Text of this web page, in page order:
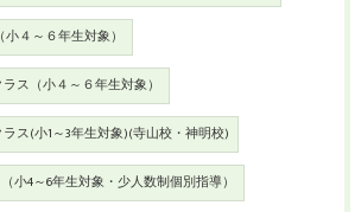
４～６年生対象）
ス（小４～６年生対象）
ス(小1～3年生対象)(寺山校・神明校)
小4～6年生対象・少人数制個別指導）